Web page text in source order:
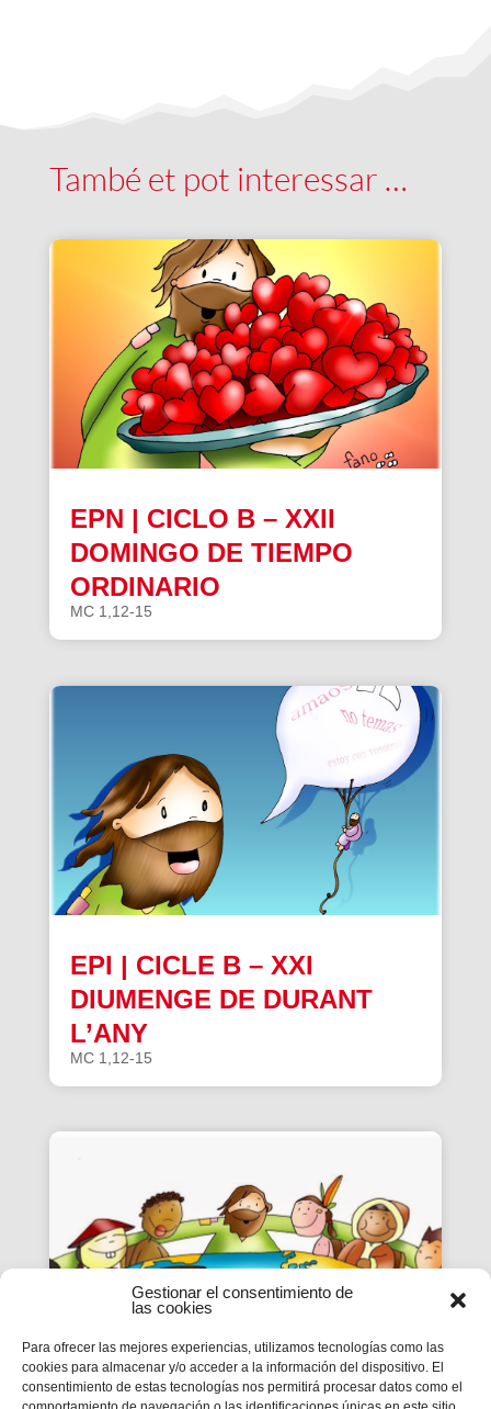
Gestionar el consentimiento de
las cookies
Para ofrecer las mejores experiencias, utilizamos tecnologías como las
cookies para almacenar y/o acceder a la información del dispositivo. El
consentimiento de estas tecnologías nos permitirá procesar datos como el
També et pot interessar …
EPN | CICLO B – XXII
DOMINGO DE TIEMPO
ORDINARIO
MC 1,12-15
EPI | CICLE B – XXI
DIUMENGE DE DURANT
L’ANY
MC 1,12-15